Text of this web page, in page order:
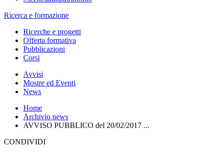
Ricerca e formazione
Ricerche e progetti
Offerta formativa
Pubblicazioni
Corsi
Avvisi
Mostre ed Eventi
News
Home
Archivio news
AVVISO PUBBLICO del 20/02/2017 ...
CONDIVIDI